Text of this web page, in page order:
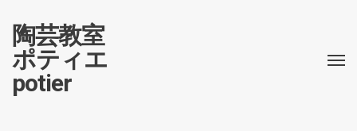
陶芸教室
ポティエ
potier